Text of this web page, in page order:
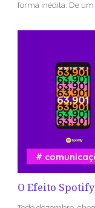
forma inédita. De um
O Efeito